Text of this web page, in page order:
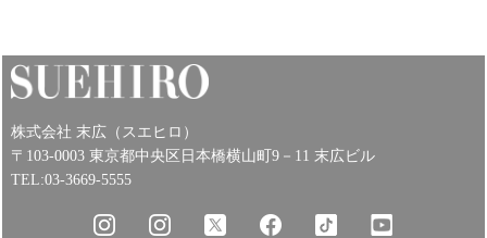
株式会社 末広（スエヒロ）
〒103-0003 東京都中央区日本橋横山町9－11 末広ビル
TEL:03-3669-5555